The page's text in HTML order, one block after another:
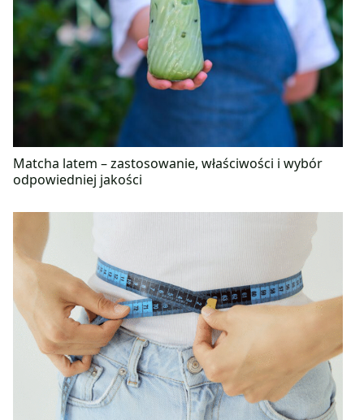
Matcha latem – zastosowanie, właściwości i wybór
odpowiedniej jakości